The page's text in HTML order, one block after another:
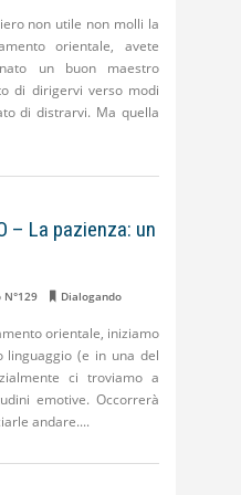
non utile non molli la
orientale, avete
un buon maestro
di dirigervi verso modi
di distrarvi. Ma quella
– La pazienza: un
N°129 Dialogando
orientale, iniziamo
(e in una del
ci troviamo a
emotive. Occorrerà
andare.